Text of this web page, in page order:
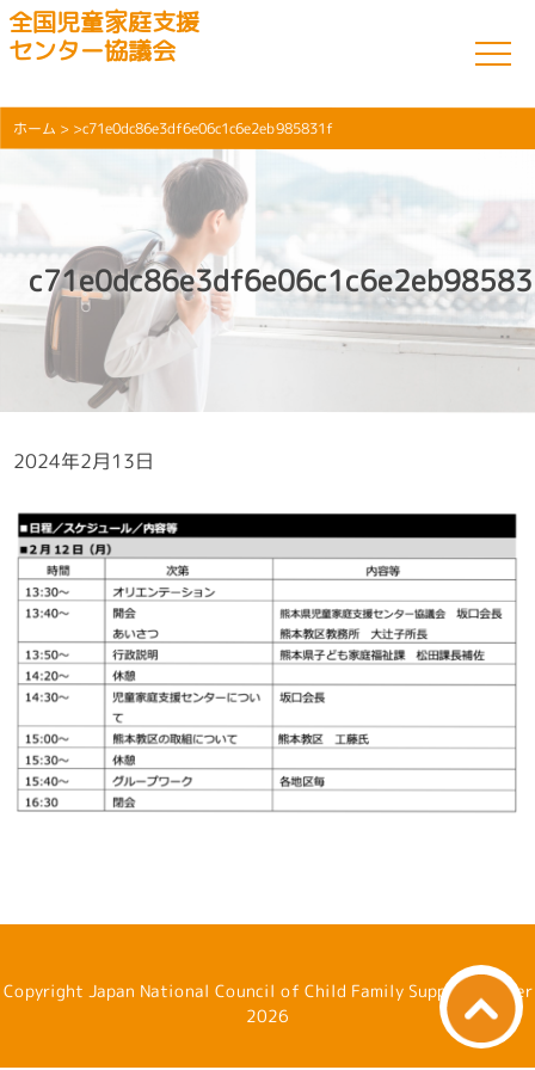
全国児童家庭支援
センター協議会
ホーム > >c71e0dc86e3df6e06c1c6e2eb985831f
2024年2月13日
Copyright Japan National Council of Child Family Support Center
2026